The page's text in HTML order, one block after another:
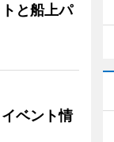
と船上パ
ベント情